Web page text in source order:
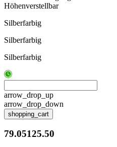
Höhenverstellbar
Silberfarbig
Silberfarbig
Silberfarbig
arrow_drop_up
arrow_drop_down
shopping_cart
79.05125.50